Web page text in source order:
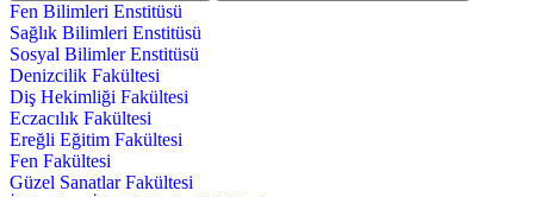
Fen Bilimleri Enstitüsü
Sağlık Bilimleri Enstitüsü
Sosyal Bilimler Enstitüsü
Denizcilik Fakültesi
Diş Hekimliği Fakültesi
Eczacılık Fakültesi
Ereğli Eğitim Fakültesi
Fen Fakültesi
Güzel Sanatlar Fakültesi